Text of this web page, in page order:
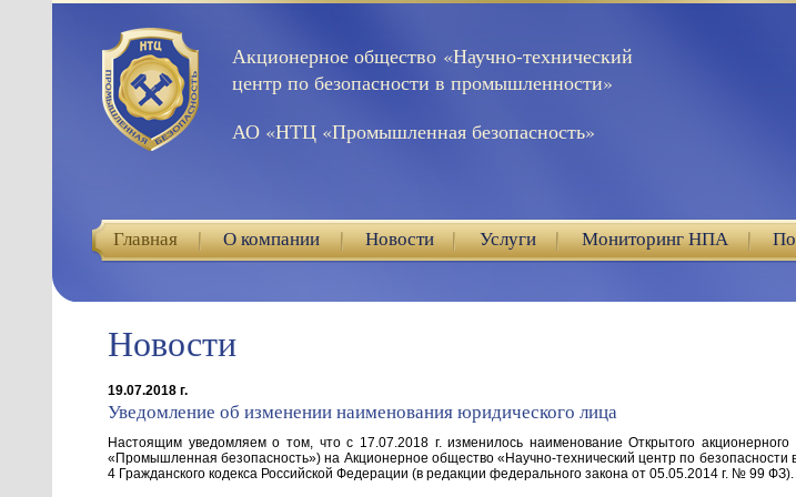
Акционерное общество «Научно-технический
центр по безопасности в промышленности»
АО «НТЦ «Промышленная безопасность»
Главная О компании Новости Услуги Мониторинг НПА
Новости
19.07.2018 г.
Уведомление об изменении наименования юридического лица
Настоящим уведомляем о том, что с 17.07.2018 г. изменилось наименование Открытого
«Промышленная безопасность») на Акционерное общество «Научно-технический центр по
4 Гражданского кодекса Российской Федерации (в редакции федерального закона от 05.05.2014 г. № 99 ФЗ).